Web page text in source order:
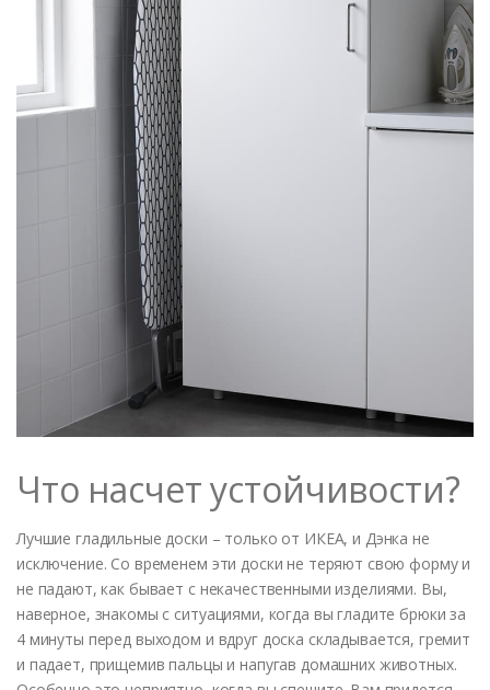
Что насчет устойчивости?
Лучшие гладильные доски – только от ИКЕА, и Дэнка не
исключение. Со временем эти доски не теряют свою форму и
не падают, как бывает с некачественными изделиями. Вы,
наверное, знакомы с ситуациями, когда вы гладите брюки за
4 минуты перед выходом и вдруг доска складывается, гремит
и падает, прищемив пальцы и напугав домашних животных.